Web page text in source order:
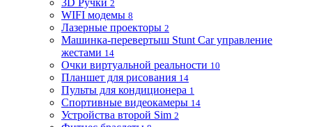
3D Ручки 2
WIFI модемы 8
Лазерные проекторы 2
Машинка-перевертыш Stunt Car управление
жестами 14
Очки виртуальной реальности 10
Планшет для рисования 14
Пульты для кондиционера 1
Спортивные видеокамеры 14
Устройства второй Sim 2